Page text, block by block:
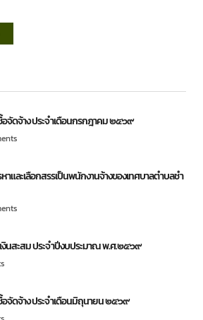
จัดจ้าง ประจำเดือนกรกฎาคม ๒๕๖๙
าและเลือกสรรเป็นพนักงานจ้างของเทศบาลตำบลชำ
งินสะสม ประจำปีงบประมาณ พ.ศ.๒๕๖๙
จัดจ้าง ประจำเดือนมิถุนายน ๒๕๖๙